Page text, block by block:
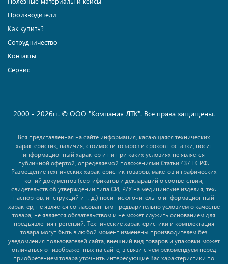
Производители
Как купить?
Сотрудничество
Контакты
Сервис
2000 - 2026гг. © ООО "Компания ЛТК". Все права защищены.
Вся представленная на сайте информация, касающаяся технических
характеристик, наличия, стоимости товаров и сроков поставки, носит
информационный характер и ни при каких условиях не является
публичной офертой, определяемой положениями Статьи 437 ГК РФ.
Размещение технических характеристик товаров, макетов и графических
копий документов (сертификатов и деклараций о соответствии,
свидетельств об утверждении типа СИ, Р/У на медицинские изделия, тех.
паспортов, инструкций и т. д.) носит исключительно информационный
характер, не является согласованным предварительно условием о качестве
товара, не является обязательством и не может служить основанием для
предъявления претензий. Технические характеристики и комплектация
товара могут быть в любой момент изменены производителем без
уведомления пользователей сайта, внешний вид товаров и упаковки может
отличаться от изображенных на сайте, в связи с чем рекомендуем перед
приобретением товара уточнить интересующие Вас характеристики по